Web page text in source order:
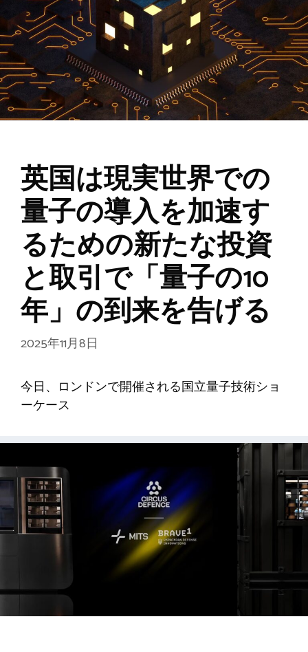
英国は現実世界での
量子の導入を加速す
るための新たな投資
と取引で「量子の10
年」の到来を告げる
2025年11月8日
今日、ロンドンで開催される国立量子技術ショ
ーケース